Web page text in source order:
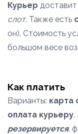
Курьер доставит
слот. Также есть
он). Стоимость
большом весе
Как платить
Варианты: карта
оплата курьеру.
резервируется,